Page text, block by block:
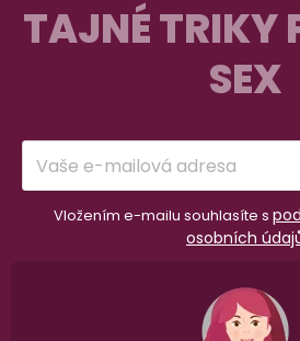
Garance vrácení
na
TAJNÉ TRIKY
SEX
Vložením e-mailu souhlasíte s
osobních